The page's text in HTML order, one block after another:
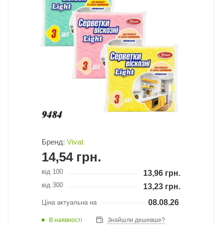
Бренд: Vivat
14,54грн.
від 100 13,96 грн.
від 300 13,23 грн.
Ціна актуальна на 08.08.26
В наявності Знайшли дешевше?